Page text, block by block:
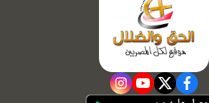
facebook
twitter
youtube
instagram